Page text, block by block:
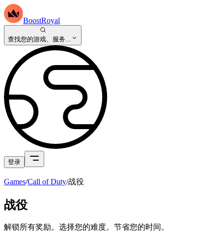
BoostRoyal
查找您的游戏、服务...
登录
Games/Call of Duty/战役
战役
解锁所有奖励。选择您的难度。节省您的时间。